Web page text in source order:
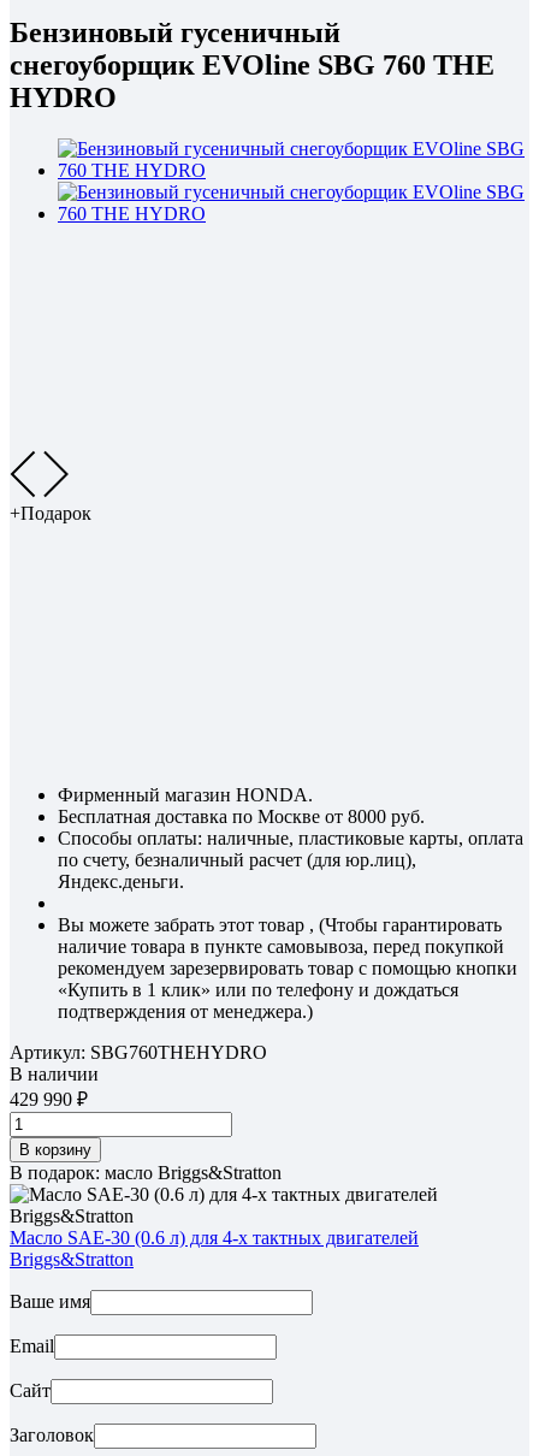
Бензиновый гусеничный
снегоуборщик EVOline SBG 760 THE
HYDRO
+Подарок
Фирменный магазин HONDA.
Бесплатная доставка по Москве от 8000 руб.
Способы оплаты: наличные, пластиковые карты, оплата
по счету, безналичный расчет (для юр.лиц),
Яндекс.деньги.
Вы можете забрать этот товар , (Чтобы гарантировать
наличие товара в пункте самовывоза, перед покупкой
рекомендуем зарезервировать товар с помощью кнопки
«Купить в 1 клик» или по телефону и дождаться
подтверждения от менеджера.)
Артикул: SBG760THEHYDRO
В наличии
429 990
В корзину
В подарок: масло Briggs&Stratton
Масло SAE-30 (0.6 л) для 4-х тактных двигателей
Briggs&Stratton
Ваше имя
Email
Сайт
Заголовок